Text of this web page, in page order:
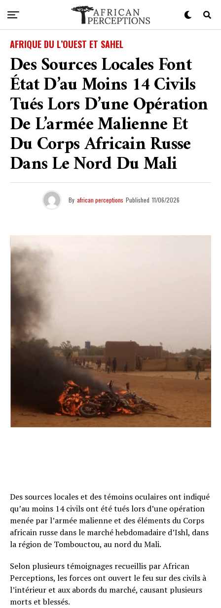
AFRIQUE DU L’OUEST ET SAHEL
Des Sources Locales Font
État D’au Moins 14 Civils
Tués Lors D’une Opération
De L’armée Malienne Et
Du Corps Africain Russe
Dans Le Nord Du Mali
By african perceptions Published 11/06/2026
Des sources locales et des témoins oculaires ont indiqué
qu’au moins 14 civils ont été tués lors d’une opération
menée par l’armée malienne et des éléments du Corps
africain russe dans le marché hebdomadaire d’Ishl, dans
la région de Tombouctou, au nord du Mali.
Selon plusieurs témoignages recueillis par African
Perceptions, les forces ont ouvert le feu sur des civils à
l’intérieur et aux abords du marché, causant plusieurs
morts et blessés.